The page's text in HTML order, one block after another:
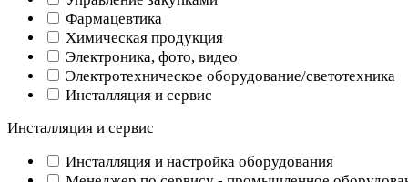
Фармацевтика
Химическая продукция
Электроника, фото, видео
Электротехническое оборудование/светотехника
Инсталляция и сервис
Инсталляция и сервис
Инсталляция и настройка оборудования